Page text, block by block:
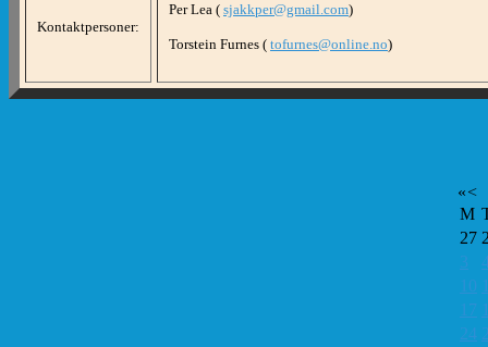
Kontaktpersoner:
Per Lea ( sjakkper@gmail.com)
Torstein Furnes ( tofurnes@online.no)
«<
M
27
3
10
17
24